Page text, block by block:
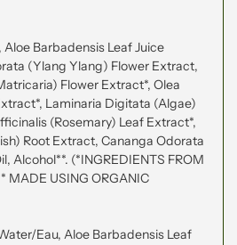
Barbadensis Leaf Juice
(Ylang Ylang) Flower Extract,
Flower Extract*, Olea
Laminaria Digitata (Algae)
(Rosemary) Leaf Extract*,
Root Extract, Cananga Odorata
Alcohol**. (*INGREDIENTS FROM
MADE USING ORGANIC
Eau, Aloe Barbadensis Leaf